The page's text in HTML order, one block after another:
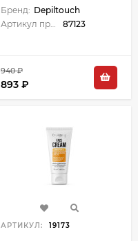
мл
Бренд: Depiltouch
Артикул производителя:
87123
940 ₽
893 ₽
АРТИКУЛ: 19173